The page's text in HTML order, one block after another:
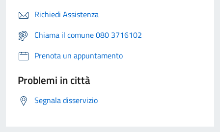
Richiedi Assistenza
Chiama il comune 080 3716102
Prenota un appuntamento
Problemi in città
Segnala disservizio